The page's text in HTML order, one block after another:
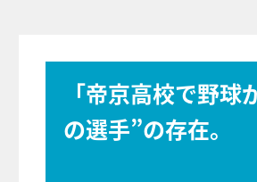
「帝京高校で野
の選手”の存在。